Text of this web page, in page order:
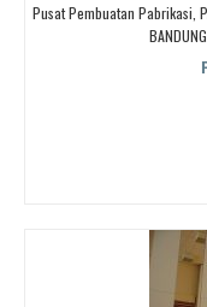
Pusat Pembuatan Pabrikasi,